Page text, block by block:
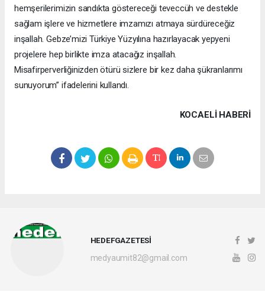
hemşerilerimizin sandıkta göstereceği teveccüh ve destekle
sağlam işlere ve hizmetlere imzamızı atmaya sürdüreceğiz
inşallah. Gebze’mizi Türkiye Yüzyılına hazırlayacak yepyeni
projelere hep birlikte imza atacağız inşallah.
Misafirperverliğinizden ötürü sizlere bir kez daha şükranlarımı
sunuyorum” ifadelerini kullandı.
KOCAELI HABERİ
HEDEFGAZETESİ
medyaumit82@gmail.com